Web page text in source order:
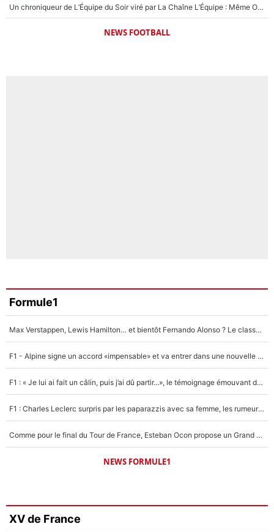
Un chroniqueur de L’Équipe du Soir viré par La Chaîne L’Équipe : Même Olivier Ménard n’avait pas pu empêcher son départ, «je l’ai appris sur Twitter, je l’ai vécu assez mal»
NEWS FOOTBALL
Formule1
Max Verstappen, Lewis Hamilton… et bientôt Fernando Alonso ? Le classement des pilotes les mieux payés en Formule 1 risque de changer !
F1 - Alpine signe un accord «impensable» et va entrer dans une nouvelle dimension : Grande nouvelle pour Pierre Gasly !
F1 : « Je lui ai fait un câlin, puis j’ai dû partir...», le témoignage émouvant de Max Verstappen sur sa fille
F1 : Charles Leclerc surpris par les paparazzis avec sa femme, les rumeurs étaient vraies !
Comme pour le final du Tour de France, Esteban Ocon propose un Grand Prix de Formule 1 à Paris : «Autour de l’Arc de Triomphe, ce serait génial» !
NEWS FORMULE1
XV de France